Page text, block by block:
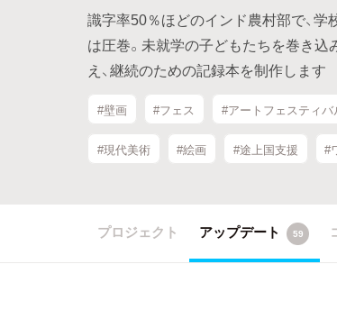
識字率50％ほどのインド農村部で、
は圧巻。未就学の子どもたちを巻き込
え、継続のための記録本を制作します
#壁画 #フェス #アートフェスティバ
#現代美術 #絵画 #途上国支援 #
プロジェクト アップデート 59